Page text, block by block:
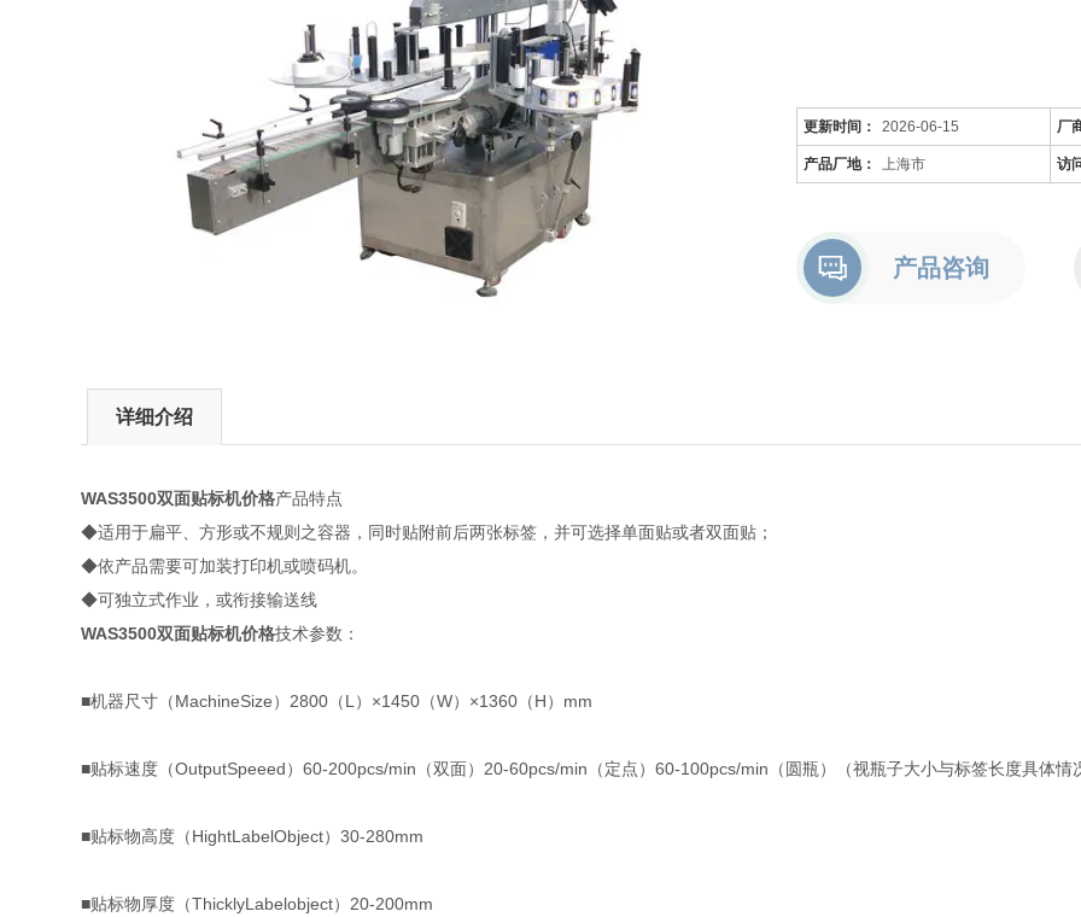
更新时间： 2026-06-15 厂
产品厂地： 上海市 访
产品咨询
详细介绍
WAS3500双面贴标机价格产品特点
◆适用于扁平、方形或不规则之容器，同时贴附前后两张标签，并可选择单面贴或者双面贴；
◆依产品需要可加装打印机或喷码机。
◆可独立式作业，或衔接输送线
WAS3500双面贴标机价格技术参数：
■机器尺寸（MachineSize）2800（L）×1450（W）×1360（H）mm
■贴标速度（OutputSpeeed）60-200pcs/min（双面）20-60pcs/min（定点）60-100pcs/min（圆瓶）（视瓶子大小与标签长度具体情
■贴标物高度（HightLabelObject）30-280mm
■贴标物厚度（ThicklyLabelobject）20-200mm